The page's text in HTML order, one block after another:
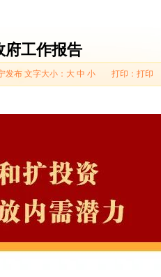
府工作报告
发布 文字大小： 大 中 小 打印： 打印